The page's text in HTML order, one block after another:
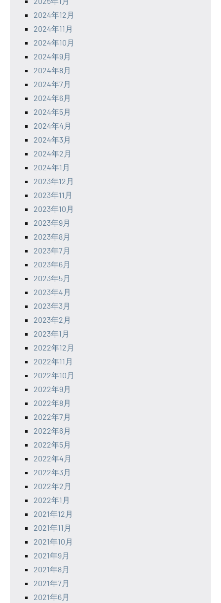
2024年12月
2024年11月
2024年10月
2024年9月
2024年8月
2024年7月
2024年6月
2024年5月
2024年4月
2024年3月
2024年2月
2024年1月
2023年12月
2023年11月
2023年10月
2023年9月
2023年8月
2023年7月
2023年6月
2023年5月
2023年4月
2023年3月
2023年2月
2023年1月
2022年12月
2022年11月
2022年10月
2022年9月
2022年8月
2022年7月
2022年6月
2022年5月
2022年4月
2022年3月
2022年2月
2022年1月
2021年12月
2021年11月
2021年10月
2021年9月
2021年8月
2021年7月
2021年6月